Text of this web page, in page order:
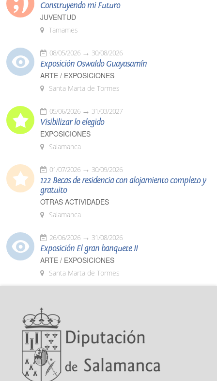
Construyendo mi Futuro
JUVENTUD
Tamames
08/05/2026 30/08/2026
Exposición Oswaldo Guayasamín
ARTE / EXPOSICIONES
Santa Marta de Tormes
05/06/2026 31/03/2027
Visibilizar lo elegido
EXPOSICIONES
Salamanca
01/07/2026 30/09/2026
122 Becas de residencia con alojamiento completo y
gratuito
OTRAS ACTIVIDADES
Salamanca
26/06/2026 31/08/2026
Exposición El gran banquete II
ARTE / EXPOSICIONES
Santa Marta de Tormes